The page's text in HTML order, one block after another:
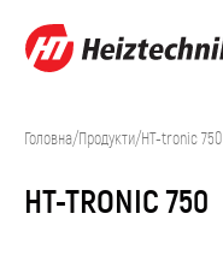
Головна/Продукти/HT-tronic 750
HT-TRONIC 750